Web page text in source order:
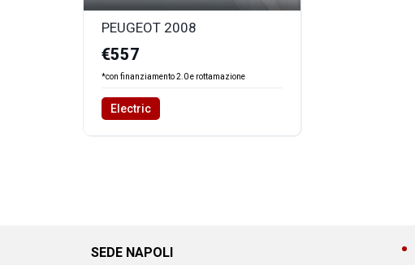
PEUGEOT 2008
€557
*con finanziamento 2.0 e rottamazione
Electric
SEDE NAPOLI